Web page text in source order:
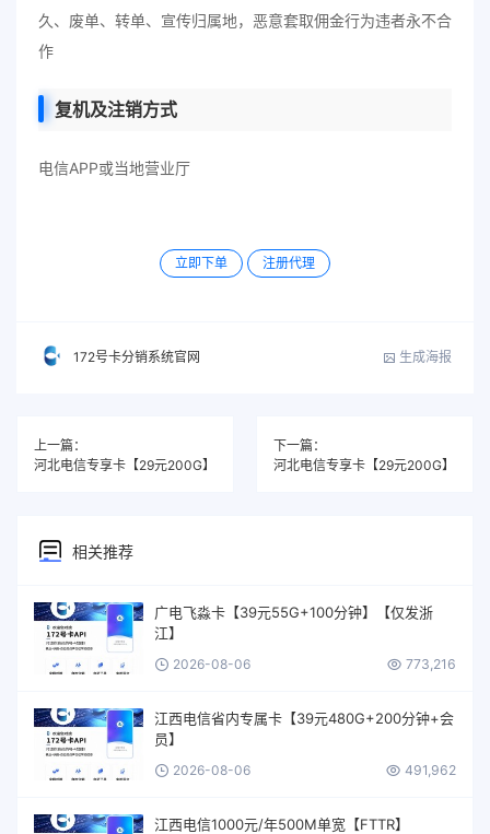
久、废单、转单、宣传归属地，恶意套取佣金行为违者永不合
作
复机及注销方式
电信APP或当地营业厅
立即下单 注册代理
172号卡分销系统官网 生成海报
上一篇：
河北电信专享卡【29元200G】
下一篇：
河北电信专享卡【29元200G】
相关推荐
广电飞淼卡【39元55G+100分钟】【仅发浙
江】
2026-08-06 773,216
江西电信省内专属卡【39元480G+200分钟+会
员】
2026-08-06 491,962
江西电信1000元/年500M单宽【FTTR】